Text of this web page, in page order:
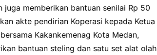
memberikan bantuan senilai Rp 50
akte pendirian Koperasi kepada Ketua
Kakankemenag Kota Medan,
bantuan steling dan satu set alat olah